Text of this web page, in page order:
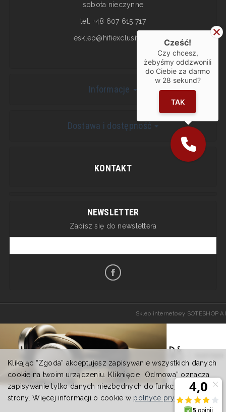
sobota nieczynne
tel. +48 607 615 717
esklep@hifiexclusive.pl
Informacje
Dostawa i dostępność
KONTAKT
NEWSLETTER
Zapisz się do newslettera
Sklep internetowy SOTESHOP AI
Klikając “Zgoda” akceptujesz zapisywanie wszystkich danych
cookie na twoim urządzeniu. Kliknięcie “Odmowa” oznacza
zapisywanie tylko danych niezbędnych do funkcjonowania
strony. Więcej informacji o cookie w polityce prywatności.
Cześć!
Czy chcesz,
żebyśmy oddzwonili
do Ciebie za darmo
w 28 sekund?
TAK